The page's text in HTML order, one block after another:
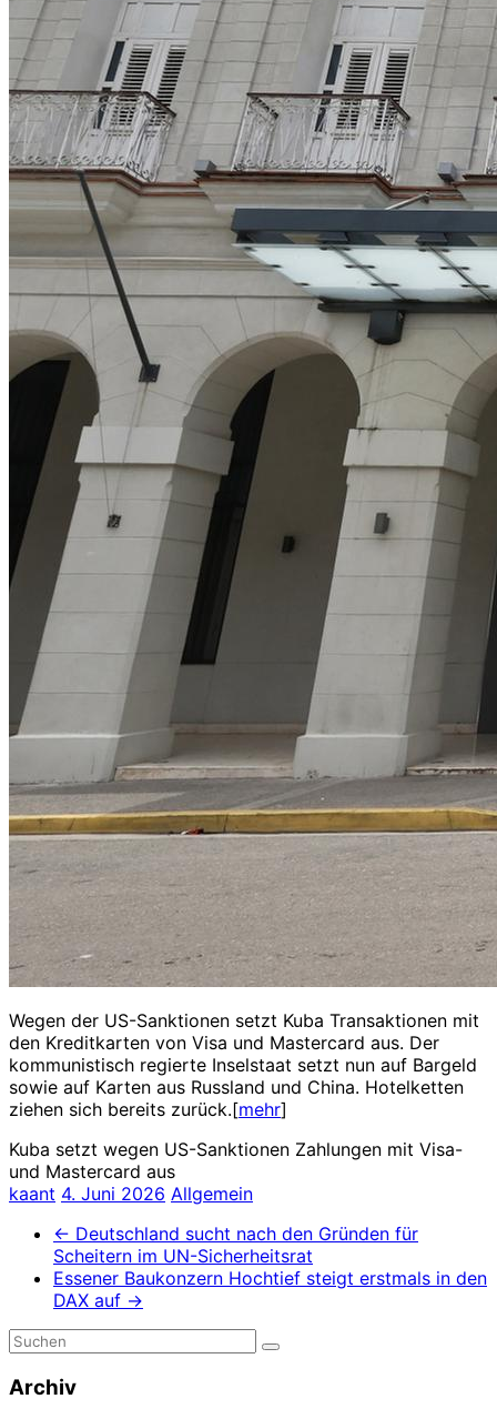
Wegen der US-Sanktionen setzt Kuba Transaktionen mit
den Kreditkarten von Visa und Mastercard aus. Der
kommunistisch regierte Inselstaat setzt nun auf Bargeld
sowie auf Karten aus Russland und China. Hotelketten
ziehen sich bereits zurück.[mehr]
Kuba setzt wegen US-Sanktionen Zahlungen mit Visa-
und Mastercard aus
kaant 4. Juni 2026 Allgemein
← Deutschland sucht nach den Gründen für
Scheitern im UN-Sicherheitsrat
Essener Baukonzern Hochtief steigt erstmals in den
DAX auf →
Archiv